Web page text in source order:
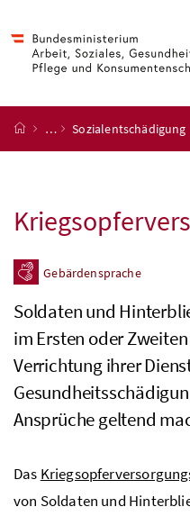
Startseite
… Sozialentschädigung
Gebärdensprache
Soldaten und
im Ersten oder
Verrichtung ihrer
Ansprüche geltend
Das
von Soldaten und